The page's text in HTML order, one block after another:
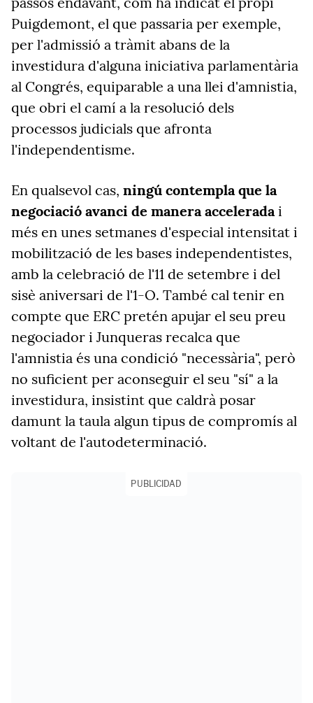
Puigdemont, el que passaria per exemple,
per l'admissió a tràmit abans de la
investidura d'alguna iniciativa parlamentària
al Congrés, equiparable a una llei d'amnistia,
que obri el camí a la resolució dels
processos judicials que afronta
l'independentisme.
En qualsevol cas, ningú contempla que la
negociació avanci de manera acceleradai
més en unes setmanes d'especial intensitat i
mobilització de les bases independentistes,
amb la celebració de l'11 de setembre i del
sisè aniversari de l'1-O. També cal tenir en
compte que ERC pretén apujar el seu preu
negociador i Junqueras recalca que
l'amnistia és una condició "necessària", però
no suficient per aconseguir el seu "sí" a la
investidura, insistint que caldrà posar
damunt la taula algun tipus de compromís al
voltant de l'autodeterminació.
PUBLICIDAD